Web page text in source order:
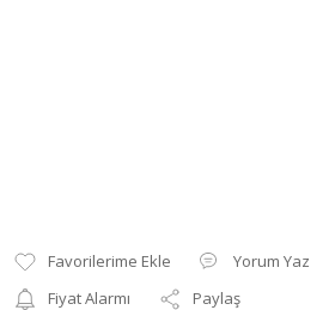
Yorum Yaz
Fiyat Alarmı
Paylaş